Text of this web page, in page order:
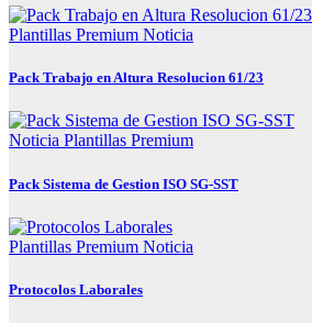
Plantillas Premium Noticia
Pack Trabajo en Altura Resolucion 61/23
Noticia Plantillas Premium
Pack Sistema de Gestion ISO SG-SST
Plantillas Premium Noticia
Protocolos Laborales